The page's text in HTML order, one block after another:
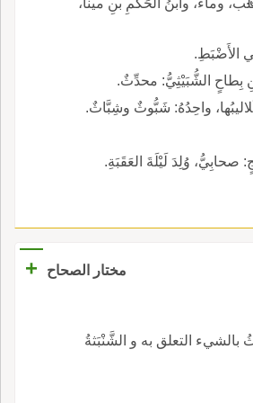
الأَضْبَطِ.
بِطاحٍ الشُّبَيْثِيُّ: محدِّثٌ.
واحِدُهُ: شَبُّوثٌ وشِبَّاثٌ.
صحابِيُّ، وُلِدَ لَيْلَةَ العَقَبَةِ.
مختار الصحاح
+
التعلق به و الشَّنْبَثةُ